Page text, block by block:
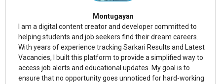
Montugayan
I am a digital content creator and developer committed to
helping students and job seekers find their dream careers.
With years of experience tracking Sarkari Results and Latest
Vacancies, I built this platform to provide a simplified way to
access job alerts and educational updates. My goal is to
ensure that no opportunity goes unnoticed for hard-working